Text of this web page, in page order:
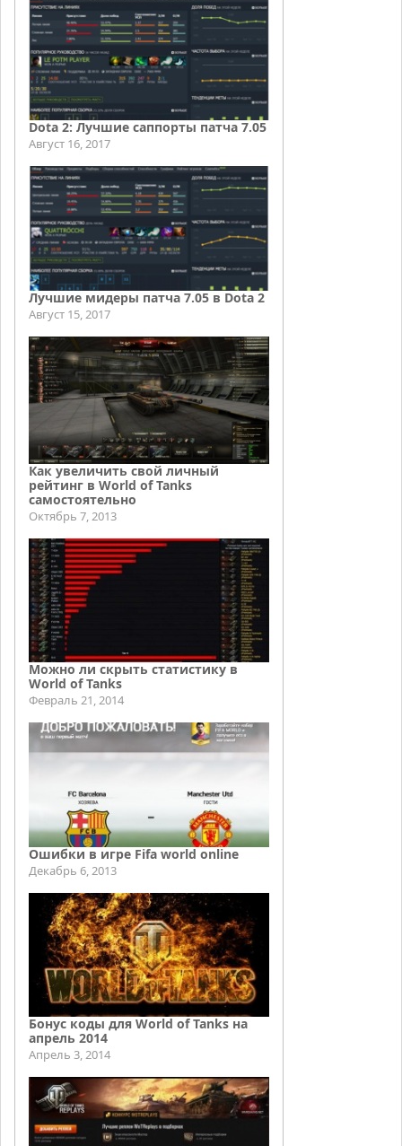
Dota 2: Лучшие саппорты патча 7.05
Август 16, 2017
Лучшие мидеры патча 7.05 в Dota 2
Август 15, 2017
Как увеличить свой личный
рейтинг в World of Tanks
самостоятельно
Октябрь 7, 2013
Можно ли скрыть статистику в
World of Tanks
Февраль 21, 2014
Ошибки в игре Fifa world online
Декабрь 6, 2013
Бонус коды для World of Tanks на
апрель 2014
Апрель 3, 2014